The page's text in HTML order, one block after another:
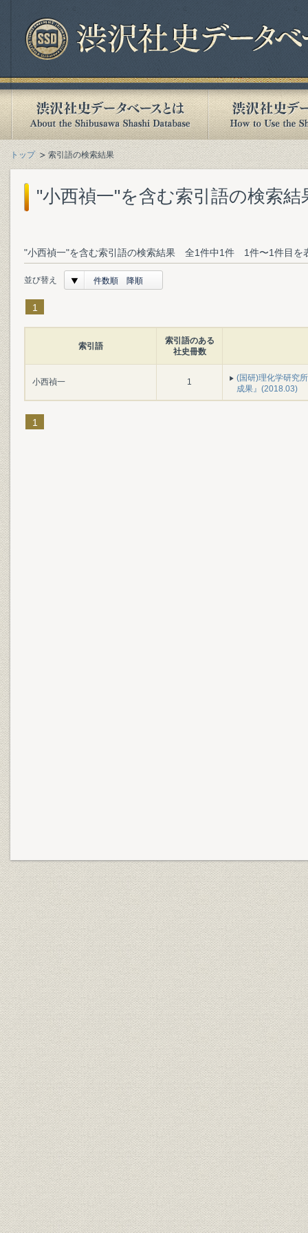
トップ 索引語の検索結果
"小西禎一"を含む索引語の検索結
"小西禎一"を含む索引語の検索結果 全1件中1件 1件〜1件目を
並び替え 件数順 降順
1
索引語
索引語のある
社史冊数
小西禎一 1
(国研)理化学研究
成果』(2018.03)
1